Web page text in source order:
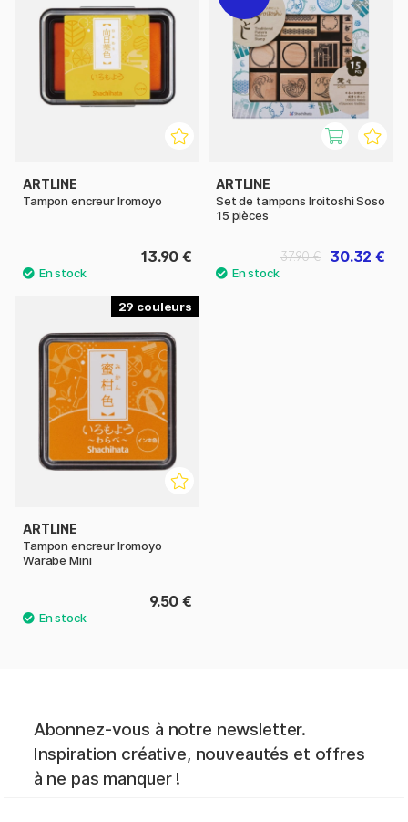
ARTLINE
Tampon encreur Iromoyo
13.90 €
ARTLINE
Set de tampons Iroitoshi Soso
15 pièces
30.32 €
37.90 €
29
ARTLINE
Tampon encreur Iromoyo
Warabe Mini
9.50 €
Abonnez-vous à notre newsletter.
Inspiration créative, nouveautés et offres
à ne pas manquer !